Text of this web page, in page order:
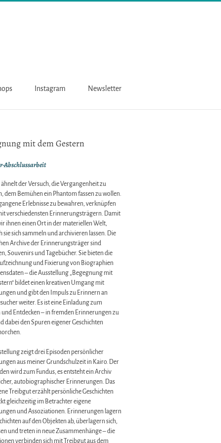
Instagram Newsletter
mit dem Gestern
Abschlussarbeit
der Versuch, die Vergangenheit zu
dem Bemühen ein Phantom fassen zu wollen.
Erlebnisse zu bewahren, verknüpfen
verschiedensten Erinnerungsträgern. Damit
ihnen einen Ort in der materiellen Welt,
sie sich sammeln und archivieren lassen. Die
Archive der Erinnerungsträger sind
Souvenirs und Tagebücher. Sie bieten die
und Fixierung von Biographien
– die Ausstellung „Begegnung mit
bildet einen kreativen Umgang mit
und gibt den Impuls zu Erinnern an
weiter. Es ist eine Einladung zum
Entdecken – in fremden Erinnerungen zu
dabei den Spuren eigener Geschichten
zeigt drei Episoden persönlicher
aus meiner Grundschulzeit in Kairo. Der
wird zum Fundus, es entsteht ein Archiv
autobiographischer Erinnerungen. Das
Treibgut erzählt persönliche Geschichten
gleichzeitig im Betrachter eigene
und Assoziationen. Erinnerungen lagern
auf den Objekten ab, überlagern sich,
und treten in neue Zusammenhänge – die
verbinden sich mit Treibgut aus dem